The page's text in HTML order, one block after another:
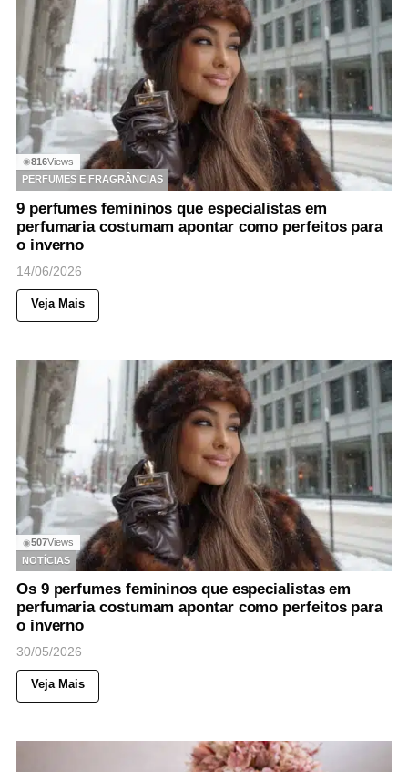
◉816Views
PERFUMES E FRAGRÂNCIAS
9 perfumes femininos que especialistas em
perfumaria costumam apontar como perfeitos para
o inverno
14/06/2026
Veja Mais
◉507Views
NOTÍCIAS
Os 9 perfumes femininos que especialistas em
perfumaria costumam apontar como perfeitos para
o inverno
30/05/2026
Veja Mais